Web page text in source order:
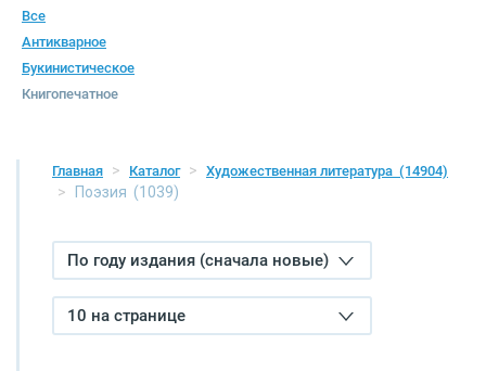
Все
Антикварное
Букинистическое
Книгопечатное
Главная Каталог Художественная литература (14904)
Поэзия (1039)
По году издания (сначала новые)
10 на странице